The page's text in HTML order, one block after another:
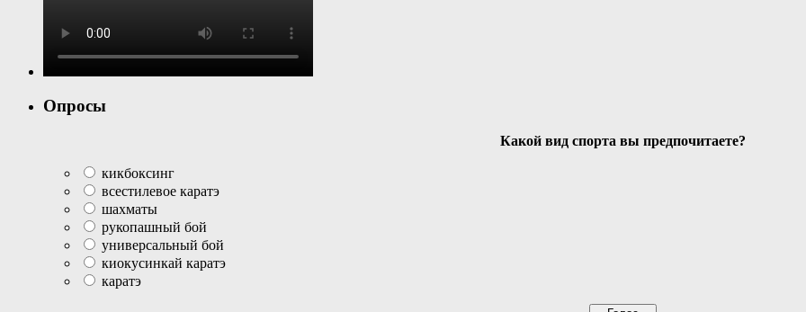
Опросы
Какой вид спорта вы предпочитаете?
кикбоксинг
всестилевое каратэ
шахматы
рукопашный бой
универсальный бой
киокусинкай каратэ
каратэ